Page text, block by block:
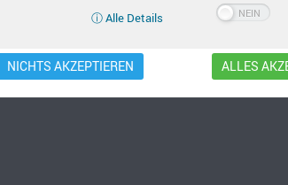
ⓘ Alle Details
NICHTS AKZEPTIEREN ALLES